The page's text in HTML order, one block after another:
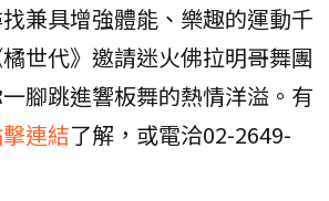
兼具增強體能、樂趣的運動千
世代》邀請迷火佛拉明哥舞團
腳跳進響板舞的熱情洋溢。有
連結了解，或電洽02-2649-